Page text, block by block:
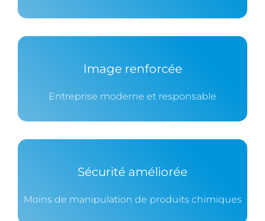
Image renforcée
Entreprise moderne et responsable
Sécurité améliorée
Moins de manipulation de produits chimiques